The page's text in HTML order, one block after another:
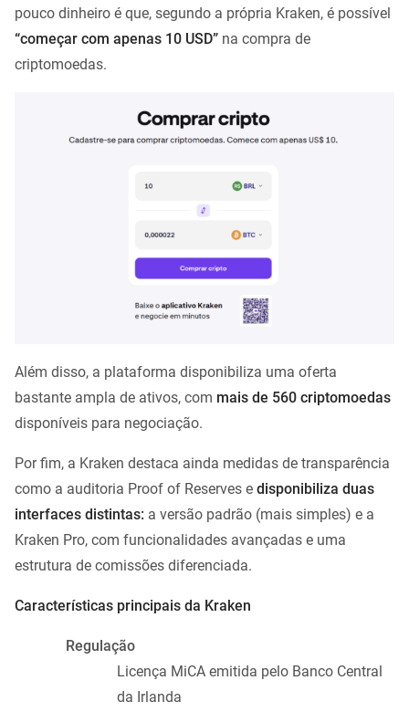
pouco dinheiro é que, segundo a própria Kraken, é possível
“começar com apenas 10 USD” na compra de
criptomoedas.
Além disso, a plataforma disponibiliza uma oferta
bastante ampla de ativos, com mais de 560 criptomoedas
disponíveis para negociação.
Por fim, a Kraken destaca ainda medidas de transparência
como a auditoria Proof of Reserves e disponibiliza duas
interfaces distintas: a versão padrão (mais simples) e a
Kraken Pro, com funcionalidades avançadas e uma
estrutura de comissões diferenciada.
Características principais da Kraken
Regulação
Licença MiCA emitida pelo Banco Central
da Irlanda